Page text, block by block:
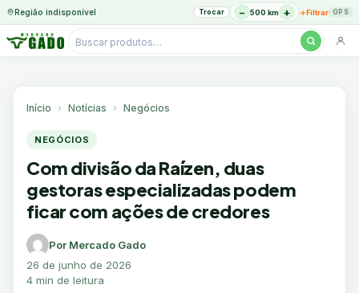
Região indisponível Trocar − 500 km + →Filtrar GPS
Pesquisar
Início Notícias Negócios
NEGÓCIOS
Com divisão da Raízen, duas
gestoras especializadas podem
ficar com ações de credores
Por Mercado Gado
26 de junho de 2026
4 min de leitura